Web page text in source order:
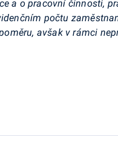
a o pracovní činnosti,
počtu
avšak v rámci